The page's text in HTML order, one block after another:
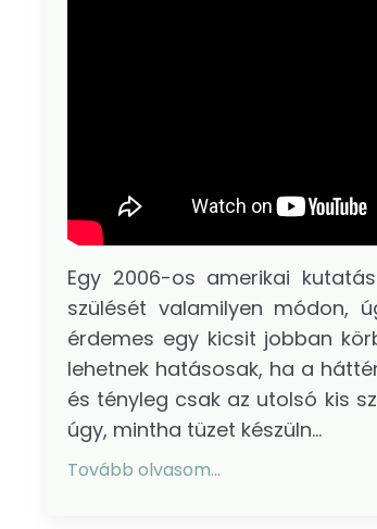
Egy 2006-os amerikai
szülését valamilyen módon,
érdemes egy kicsit jobban
lehetnek hatásosak, ha a
és tényleg csak az utolsó kis
úgy, mintha tüzet készüln...
Tovább olvasom...